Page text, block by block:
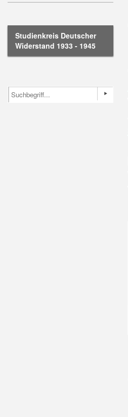
Studienkreis Deutscher
Widerstand 1933 - 1945